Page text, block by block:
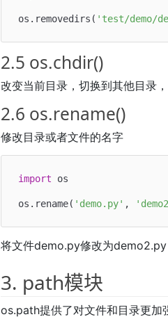
os.removedirs( 'test/demo/
2.5 os.chdir()
改变当前目录，切换到其他目录
2.6 os.rename()
修改目录或者文件的名字
import os
os.rename( 'demo.py' ,
将文件demo.py修改为demo2.py
3. path模块
os.path提供了对文件和目录更加